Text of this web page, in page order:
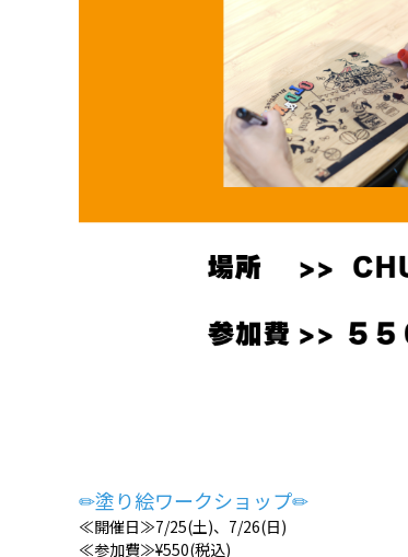
✏塗り絵ワークショップ✏
≪開催日≫7/25(土)、7/26(日)
≪参加費≫¥550(税込)